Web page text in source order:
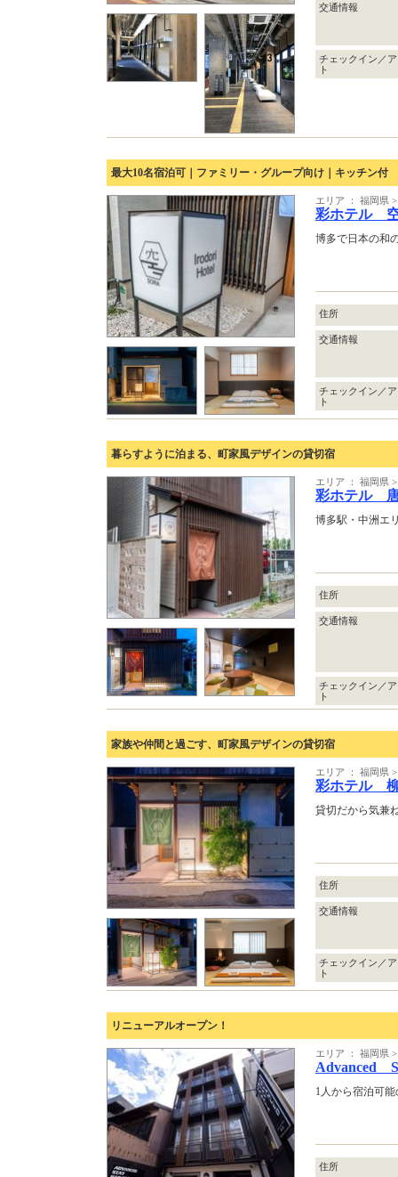
交通情報
チェックイン／
ト
最大10名宿泊可｜ファミリー・グループ向け｜キッチン付
エリア ： 福岡県
彩ホテル
博多で日本の和
住所
交通情報
チェックイン／
ト
暮らすように泊まる、町家風デザインの貸切宿
エリア ： 福岡県
彩ホテル
博多駅・中洲エ
住所
交通情報
チェックイン／
ト
家族や仲間と過ごす、町家風デザインの貸切宿
エリア ： 福岡県
彩ホテル
貸切だから気兼
住所
交通情報
チェックイン／
ト
リニューアルオープン！
エリア ： 福岡県
Advanced
1人から宿泊可
住所